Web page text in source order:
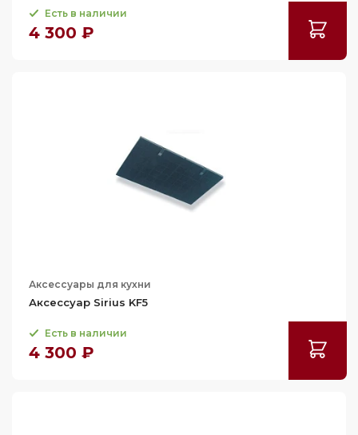
Есть в наличии
4 300 ₽
Аксессуары для кухни
Аксессуар Sirius KF5
Есть в наличии
4 300 ₽